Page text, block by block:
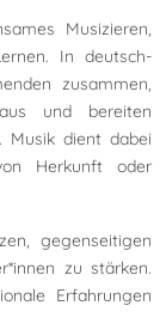
Musizieren,
In deutsch-
zusammen,
und bereiten
Musik dient dabei
Herkunft oder
gegenseitigen
zu stärken.
Erfahrungen